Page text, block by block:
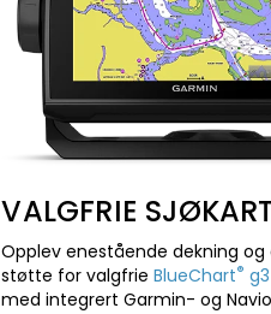
VALGFRIE
Opplev enestående dekning
støtte for valgfrieBlueChart®
med integrert Garmin- og